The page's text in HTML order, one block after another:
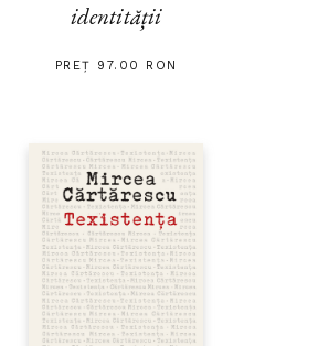
identității
PREȚ 97.00 RON